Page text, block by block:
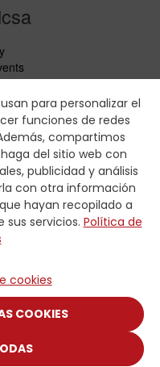
para personalizar el
funciones de redes
compartimos
del sitio web con
publicidad y análisis
con otra información
hayan recopilado a
sus servicios. Política de
cookies
COOKIES
CARMEN,